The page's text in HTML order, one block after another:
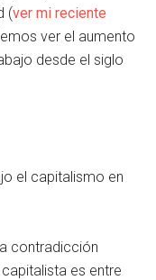
(ver mi reciente
ver el aumento
desde el siglo
el capitalismo en
contradicción
es entre